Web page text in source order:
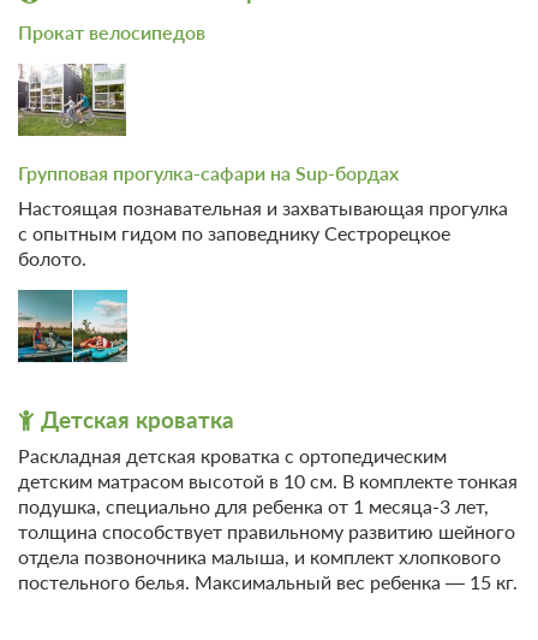
4 фото
Апартаменты на 2 этаже с видом на
мангалом
Подробнее
30м2
Одна двуспальная кровать
Одна диван-кровать
Телевизор
Wi-Fi
Ванная комната в номере
Сплит-система
2 гостя
Прокат велосипедов
Групповая прогулка-сафари на Sup-бордах
Настоящая познавательная и захватывающая прогулка
с опытным гидом по заповеднику Сестрорецкое
болото.
Детская кроватка
Раскладная детская кроватка с ортопедическим
детским матрасом высотой в 10 см. В комплекте тонкая
подушка, специально для ребенка от 1 месяца-3 лет,
толщина способствует правильному развитию шейного
отдела позвоночника малыша, и комплект хлопкового
постельного белья. Максимальный вес ребенка — 15 кг.